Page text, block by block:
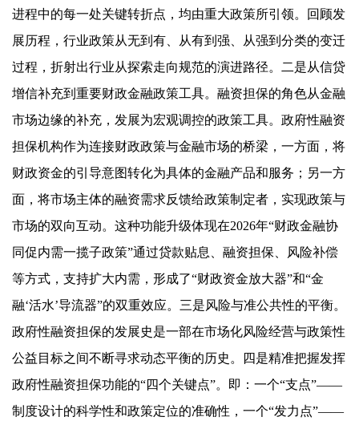
进程中的每一处关键转折点，均由重大政策所引领。回顾发
展历程，行业政策从无到有、从有到强、从强到分类的变迁
过程，折射出行业从探索走向规范的演进路径。二是从信贷
增信补充到重要财政金融政策工具。融资担保的角色从金融
市场边缘的补充，发展为宏观调控的政策工具。政府性融资
担保机构作为连接财政政策与金融市场的桥梁，一方面，将
财政资金的引导意图转化为具体的金融产品和服务；另一方
面，将市场主体的融资需求反馈给政策制定者，实现政策与
市场的双向互动。这种功能升级体现在2026年“财政金融协
同促内需一揽子政策”通过贷款贴息、融资担保、风险补偿
等方式，支持扩大内需，形成了“财政资金放大器”和“金
融‘活水’导流器”的双重效应。三是风险与准公共性的平衡。
政府性融资担保的发展史是一部在市场化风险经营与政策性
公益目标之间不断寻求动态平衡的历史。四是精准把握发挥
政府性融资担保功能的“四个关键点”。即：一个“支点”——
制度设计的科学性和政策定位的准确性，一个“发力点”——